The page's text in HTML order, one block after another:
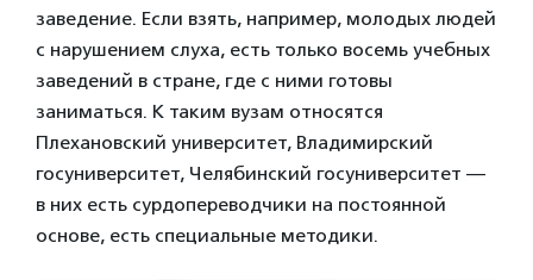
заведение. Если взять, например, молодых людей
с нарушением слуха, есть только восемь учебных
заведений в стране, где с ними готовы
заниматься. К таким вузам относятся
Плехановский университет, Владимирский
госуниверситет, Челябинский госуниверситет —
в них есть сурдопереводчики на постоянной
основе, есть специальные методики.